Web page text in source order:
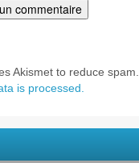
Akismet to reduce spam.
is processed.